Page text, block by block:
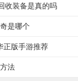
收装备是真的吗
是哪个
正版手游推荐
法